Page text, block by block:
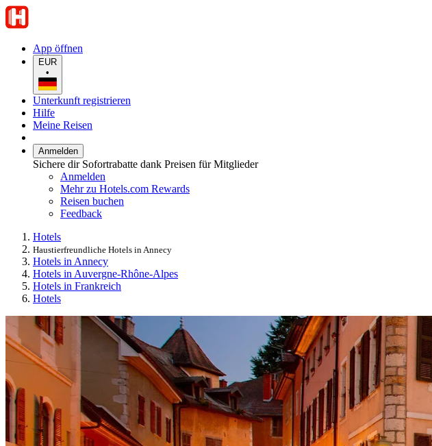
App öffnen
EUR
•
Unterkunft registrieren
Hilfe
Meine Reisen
Anmelden
Sichere dir Sofortrabatte dank Preisen für Mitglieder
Anmelden
Mehr zu Hotels.com Rewards
Reisen buchen
Feedback
Hotels
Haustierfreundliche Hotels in Annecy
Hotels in Annecy
Hotels in Auvergne-Rhône-Alpes
Hotels in Frankreich
Hotels